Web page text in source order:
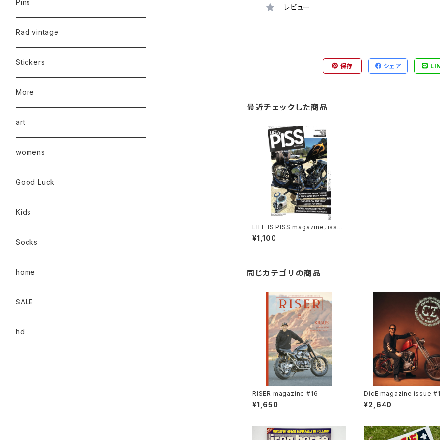
レビュー
保存 シェア
最近チェックした商品
LIFE IS PISS magazine, issue
#01
¥1,100
同じカテゴリの商品
RISER magazine #16
¥1,650
DicE magazine issue
¥2,640
Pins
Rad vintage
Stickers
More
art
womens
Good Luck
Kids
Socks
home
SALE
hd